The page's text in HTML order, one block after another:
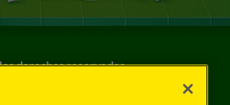
derechos reservados.